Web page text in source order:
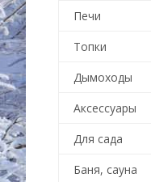
Печи
Топки
Дымоходы
Аксессуары
Для сада
Баня, сауна